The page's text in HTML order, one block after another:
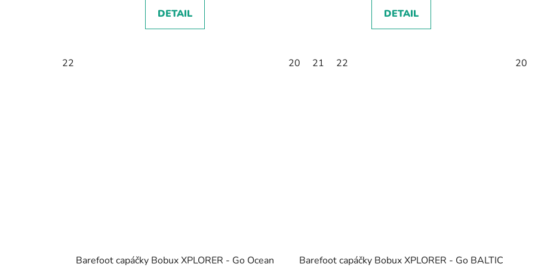
DETAIL
22
DETAIL
20 21 22 20
Barefoot capáčky Bobux XPLORER - Go Ocean Barefoot capáčky Bobux XPLORER - Go BALTIC